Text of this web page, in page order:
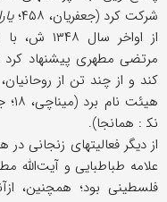
شرکت کرد (جعفریان، ۴۵۸؛
از اواخر
مرتضى مطهری پیشنهاد کرد
کند و از چند تن از
نک‍ : همانجا).
از دیگر فعالیتهای زنجانی
علامه طباطبایی و